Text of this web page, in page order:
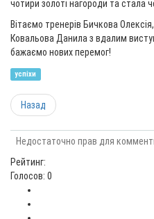
чотири золоті нагороди та стала
Вітаємо тренерів Бичкова
Ковальова Данила з вдалим
бажаємо нових перемог!
успіхи
Назад
Недостаточно прав для
Рейтинг:
Голосов: 0